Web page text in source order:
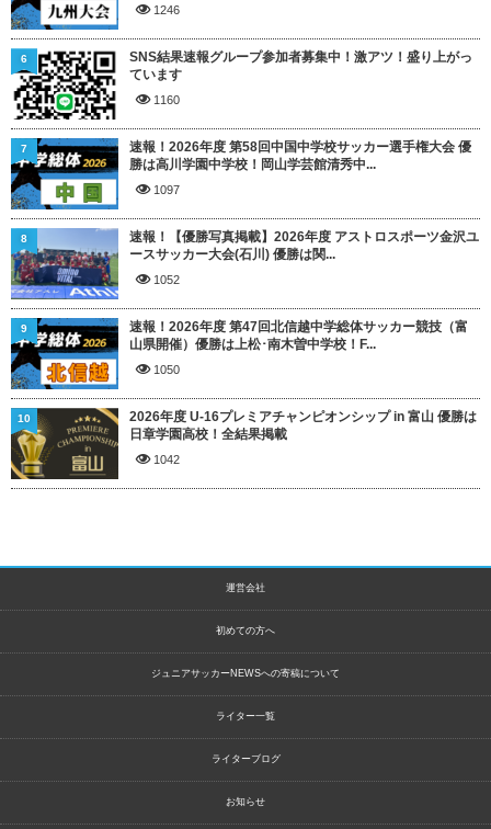
1246
SNS結果速報グループ参加者募集中！激アツ！盛り上がっ
ています
1160
6
速報！2026年度 第58回中国中学校サッカー選手権大会 優
勝は高川学園中学校！岡山学芸館清秀中...
1097
7
速報！【優勝写真掲載】2026年度 アストロスポーツ金沢ユ
ースサッカー大会(石川) 優勝は関...
1052
8
速報！2026年度 第47回北信越中学総体サッカー競技（富
山県開催）優勝は上松･南木曽中学校！F...
1050
9
2026年度 U-16プレミアチャンピオンシップ in 富山 優勝は
日章学園高校！全結果掲載
1042
10
運営会社
初めての方へ
ジュニアサッカーNEWSへの寄稿について
ライター一覧
ライターブログ
お知らせ